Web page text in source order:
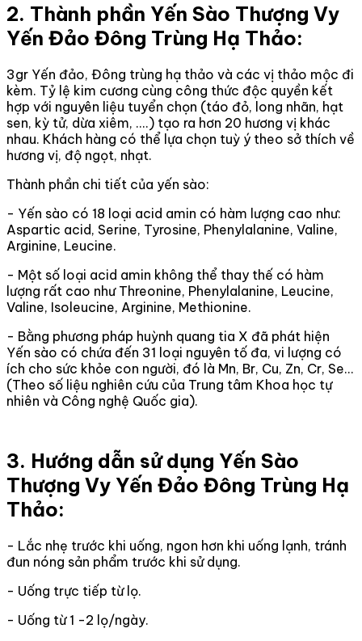
2. Thành phần Yến Sào Thượng Vy
Yến Đảo Đông Trùng Hạ Thảo:
3gr Yến đảo, Đông trùng hạ thảo và các vị thảo mộc đi
kèm. Tỷ lệ kim cương cùng công thức độc quyền kết
hợp với nguyên liệu tuyển chọn (táo đỏ, long nhãn, hạt
sen, kỳ tử, dừa xiêm, ....) tạo ra hơn 20 hương vị khác
nhau. Khách hàng có thể lựa chọn tuỳ ý theo sở thích về
hương vị, độ ngọt, nhạt.
Thành phần chi tiết của yến sào:
- Yến sào có 18 loại acid amin có hàm lượng cao như:
Aspartic acid, Serine, Tyrosine, Phenylalanine, Valine,
Arginine, Leucine.
- Một số loại acid amin không thể thay thế có hàm
lượng rất cao như Threonine, Phenylalanine, Leucine,
Valine, Isoleucine, Arginine, Methionine.
- Bằng phương pháp huỳnh quang tia X đã phát hiện
Yến sào có chứa đến 31 loại nguyên tố đa, vi lượng có
ích cho sức khỏe con người, đó là Mn, Br, Cu, Zn, Cr, Se…
(Theo số liệu nghiên cứu của Trung tâm Khoa học tự
nhiên và Công nghệ Quốc gia).
3. Hướng dẫn sử dụng Yến Sào
Thượng Vy Yến Đảo Đông Trùng Hạ
Thảo:
- Lắc nhẹ trước khi uống, ngon hơn khi uống lạnh, tránh
đun nóng sản phẩm trước khi sử dụng.
- Uống trực tiếp từ lọ.
- Uống từ 1 -2 lọ/ngày.